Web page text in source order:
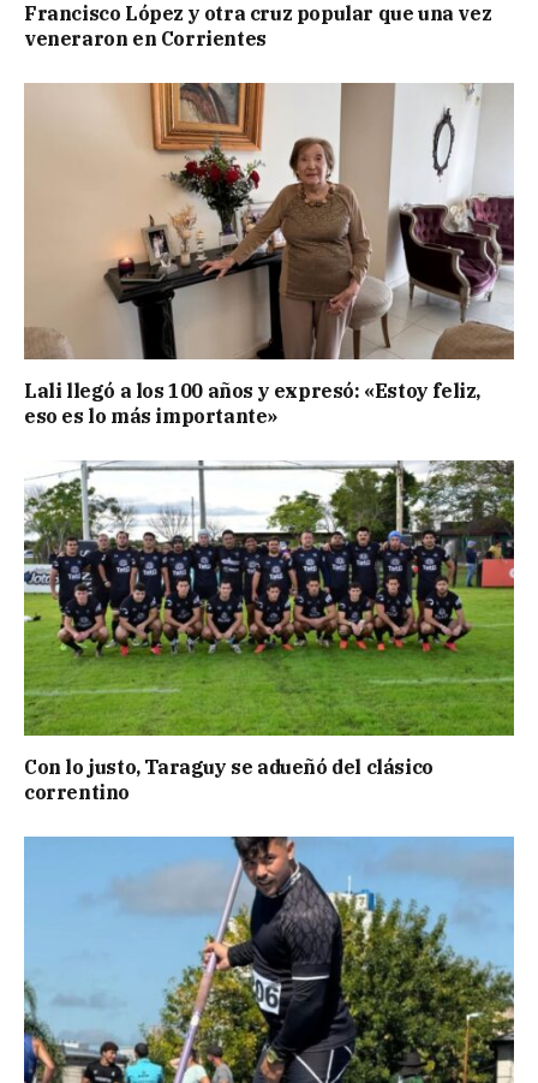
Francisco López y otra cruz popular que una vez
veneraron en Corrientes
Lali llegó a los 100 años y expresó: «Estoy feliz,
eso es lo más importante»
Con lo justo, Taraguy se adueñó del clásico
correntino